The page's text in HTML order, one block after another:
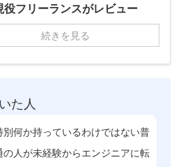
役フリーランスがレビュー
続きを見る
た人
別何か持っているわけではない普
の人が未経験からエンジニアに転